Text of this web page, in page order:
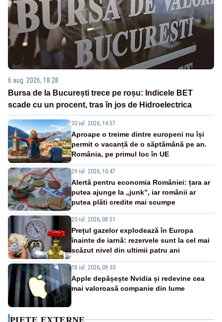
6 aug. 2026, 18:28
Bursa de la București trece pe roșu: Indicele BET
scade cu un procent, tras în jos de Hidroelectrica
30 iul. 2026, 14:57
Aproape o treime dintre europeni nu își
permit o vacanță de o săptămână pe an.
România, pe primul loc în UE
29 iul. 2026, 10:47
Alertă pentru economia României: țara ar
putea ajunge la „junk”, iar românii ar
putea plăti credite mai scumpe
20 iul. 2026, 08:51
Prețul gazelor explodează în Europa
înainte de iarnă: rezervele sunt la cel mai
scăzut nivel din ultimii patru ani
18 iul. 2026, 09:30
Apple depășește Nvidia și redevine cea
mai valoroasă companie din lume
PIEȚE EXTERNE